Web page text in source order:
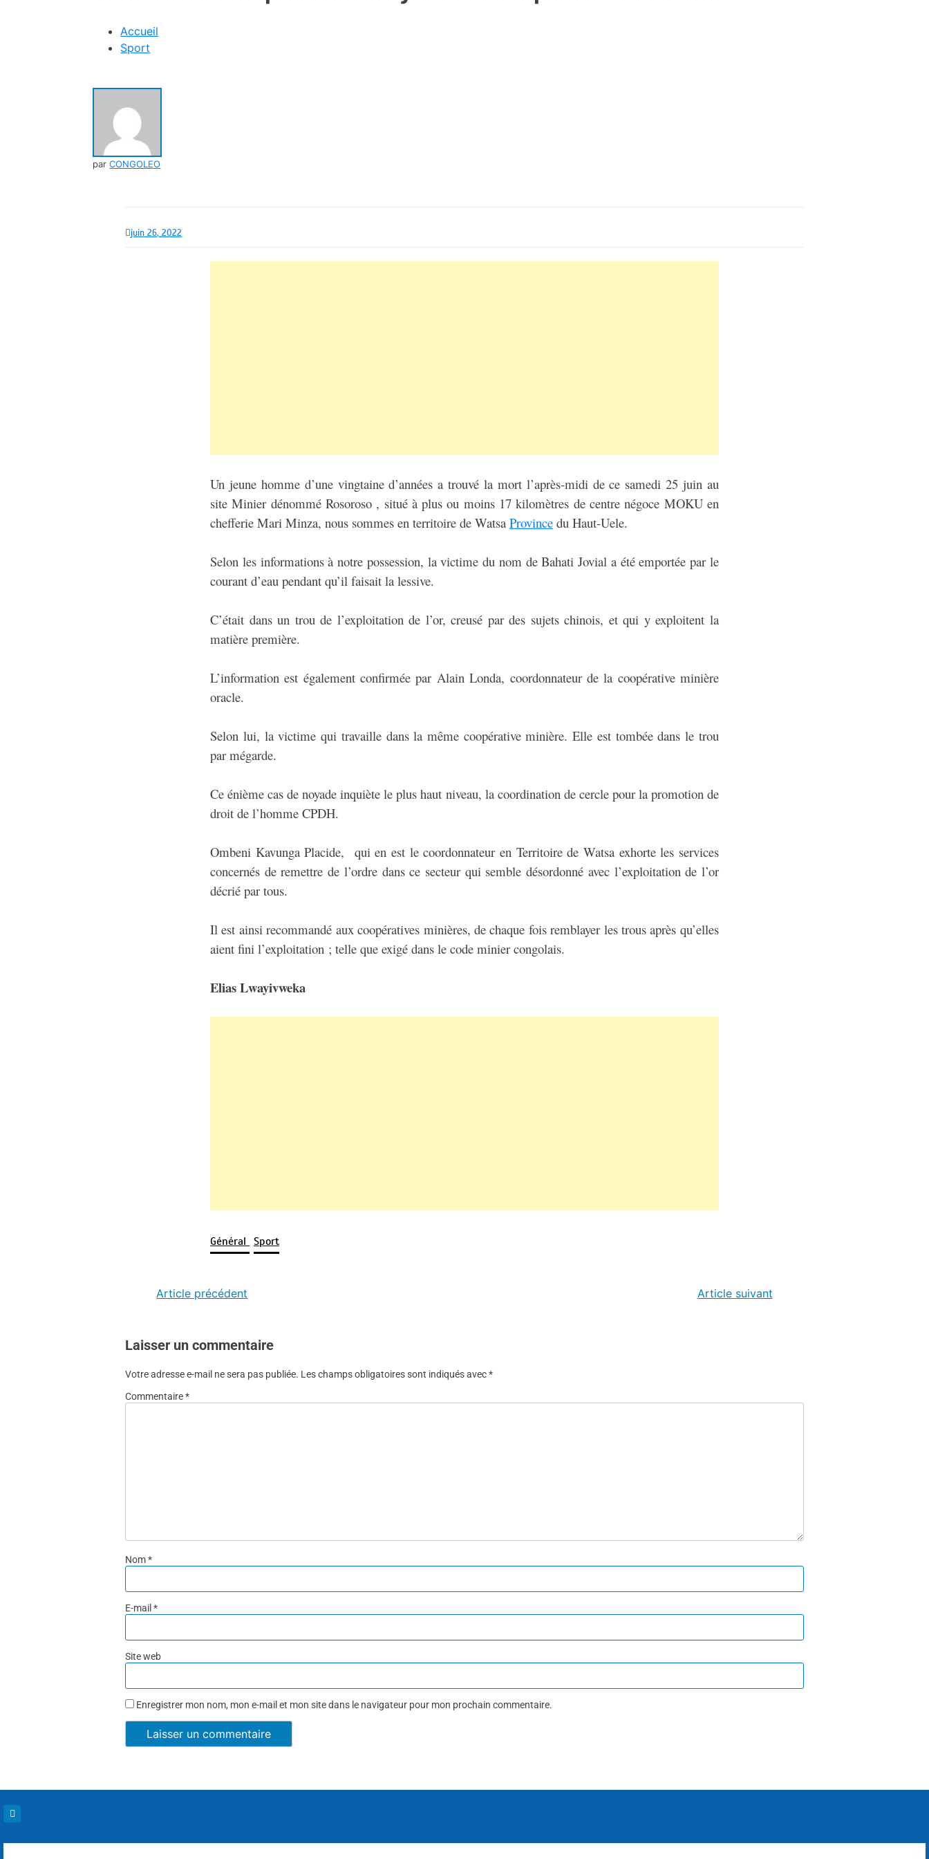
Accueil
Sport
parCONGOLEO
juin 26, 2022
Un jeune homme d’une vingtaine d’années a trouvé la mort l’après-midi de ce samedi 25 juin au
site Minier dénommé Rosoroso , situé à plus ou moins 17 kilomètres de centre négoce MOKU en
chefferie Mari Minza, nous sommes en territoire de WatsaProvince du Haut-Uele.
Selon les informations à notre possession, la victime du nom de Bahati Jovial a été emportée par le
courant d’eau pendant qu’il faisait la lessive.
C’était dans un trou de l’exploitation de l’or, creusé par des sujets chinois, et qui y exploitent la
matière première.
L’information est également confirmée par Alain Londa, coordonnateur de la coopérative minière
oracle.
Selon lui, la victime qui travaille dans la même coopérative minière. Elle est tombée dans le trou
par mégarde.
Ce énième cas de noyade inquiète le plus haut niveau, la coordination de cercle pour la promotion de
droit de l’homme CPDH.
Ombeni Kavunga Placide, qui en est le coordonnateur en Territoire de Watsa exhorte les services
concernés de remettre de l’ordre dans ce secteur qui semble désordonné avec l’exploitation de l’or
décrié par tous.
Il est ainsi recommandé aux coopératives minières, de chaque fois remblayer les trous après qu’elles
aient fini l’exploitation ; telle que exigé dans le code minier congolais.
Elias Lwayivweka
Général Sport
Article précédent Article suivant
Laisser un commentaire
Votre adresse e-mail ne sera pas publiée. Les champs obligatoires sont indiqués avec*
Commentaire*
Nom*
E-mail*
Site web
Enregistrer mon nom, mon e-mail et mon site dans le navigateur pour mon prochain commentaire.